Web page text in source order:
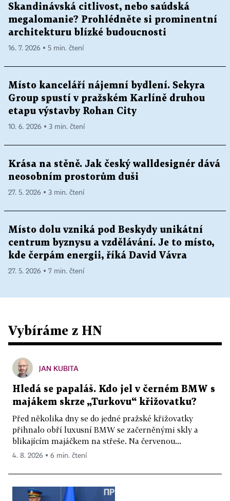
Skandinávská citlivost, nebo saúdská
megalomanie? Prohlédněte si prominentní
architekturu blízké budoucnosti
16. 7. 2026 ▪ 5 min. čtení
Místo kanceláří nájemní bydlení. Sekyra
Group spustí v pražském Karlíně druhou
etapu výstavby Rohan City
10. 6. 2026 ▪ 3 min. čtení
Krása na stěně. Jak český walldesignér dává
neosobním prostorům duši
27. 5. 2026 ▪ 3 min. čtení
Místo dolu vzniká pod Beskydy unikátní
centrum byznysu a vzdělávání. Je to místo,
kde čerpám energii, říká David Vávra
27. 5. 2026 ▪ 7 min. čtení
Vybíráme z HN
JAN KUBITA
Hledá se papaláš. Kdo jel v černém BMW s
majákem skrze „Turkovu“ křižovatku?
Před několika dny se do jedné pražské křižovatky
přihnalo obří luxusní BMW se začerněnými skly a
blikajícím majáčkem na střeše. Na červenou...
4. 8. 2026 ▪ 6 min. čtení